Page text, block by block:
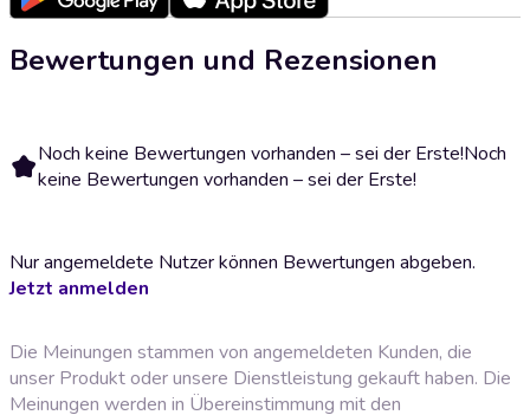
Bewertungen und Rezensionen
Noch keine Bewertungen vorhanden – sei der Erste!Noch
keine Bewertungen vorhanden – sei der Erste!
Nur angemeldete Nutzer können Bewertungen abgeben.
Jetzt anmelden
Die Meinungen stammen von angemeldeten Kunden, die
unser Produkt oder unsere Dienstleistung gekauft haben. Die
Meinungen werden in Übereinstimmung mit den